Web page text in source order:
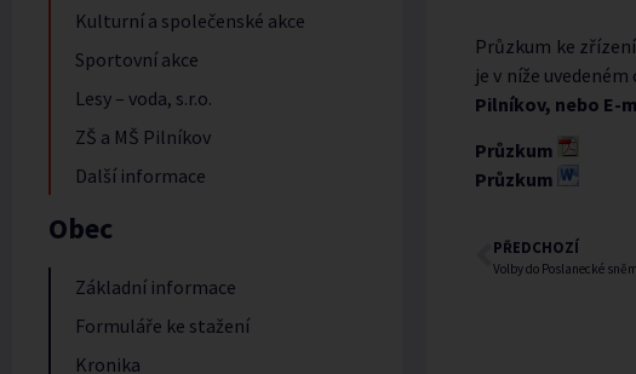
Kulturní a společenské akce
Sportovní akce
Lesy – voda, s.r.o.
ZŠ a MŠ Pilníkov
Další informace
Obec
Základní informace
Formuláře ke stažení
Kronika
Průzkum ke
je v níže
Pilníkov, nebo E-
Průzkum
Průzkum
PŘEDCHOZÍ
Volby do Poslanecké